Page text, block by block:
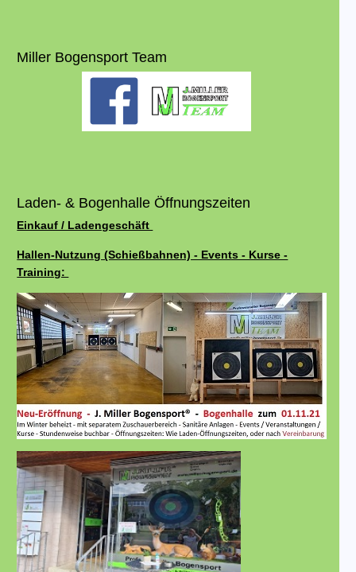
Miller Bogensport Team
Laden- & Bogenhalle Öffnungszeiten
Einkauf / Ladengeschäft
Hallen-Nutzung (Schießbahnen) - Events - Kurse -
Training: